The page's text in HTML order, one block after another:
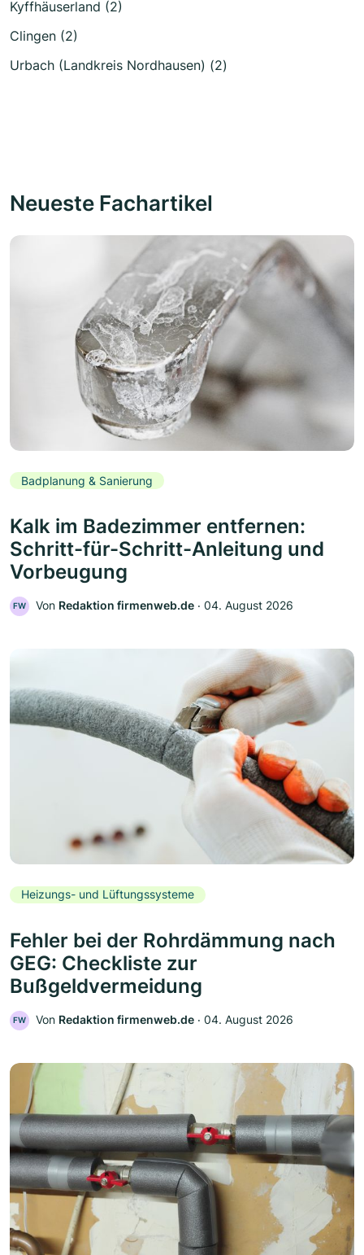
Kyffhäuserland (2)
Clingen (2)
Urbach (Landkreis Nordhausen) (2)
Neueste Fachartikel
Badplanung & Sanierung
Kalk im Badezimmer entfernen:
Schritt-für-Schritt-Anleitung und
Vorbeugung
FW Von Redaktion firmenweb.de ‧ 04. August 2026
Heizungs- und Lüftungssysteme
Fehler bei der Rohrdämmung nach
GEG: Checkliste zur
Bußgeldvermeidung
FW Von Redaktion firmenweb.de ‧ 04. August 2026